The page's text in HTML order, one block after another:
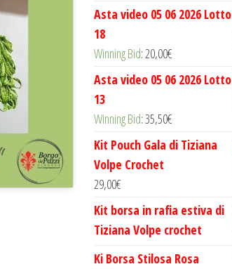
Asta video 05 06 2026 Lotto
18
Winning Bid:20,00€
Asta video 05 06 2026 Lotto
13
Winning Bid:35,50€
Kit Pouch Gala di Tiziana
Volpe Crochet
29,00€
Kit borsa in rafia estiva di
Tiziana Volpe crochet
Ki Borsa Stilosa Rosa